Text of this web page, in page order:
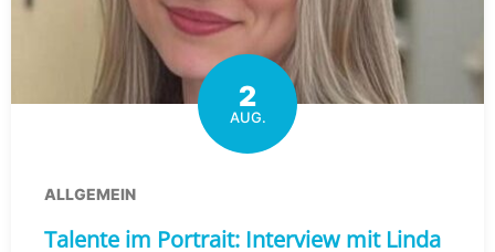
2
AUG.
ALLGEMEIN
Talente im Portrait: Interview mit Linda